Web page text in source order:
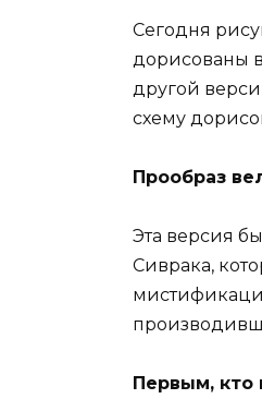
Сегодня
дорисованы
другой
схему
Прообраз
Эта версия
Сиврака,
Первым, кто